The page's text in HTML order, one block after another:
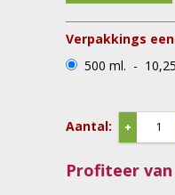
500 ml. -
Aantal: +
Profiteer